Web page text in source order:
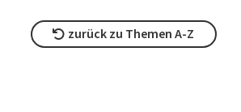
zurück zu Themen A-Z